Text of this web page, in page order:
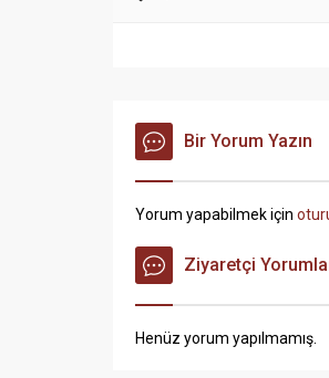
Bir Yorum Yazın
Yorum yapabilmek için
Ziyaretçi
Henüz yorum yapılmamış.